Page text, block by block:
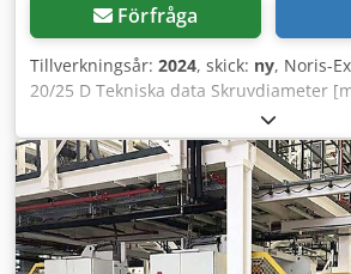
Förfråga
Tillverkningsår: 2024, skick: ny, Noris-
20/25 D Tekniska data Skruvdiameter
[L/D] 25 Skruvhastighet [min-1] 20–200
skruven [bar] 300, kontinuerlig
Drivsystem: Trefasväxelströmsmotor
frekvensomriktare Drivsystemets effekt
med integrerat axiallager Vikt [kg] ca
Elfsvjrf Mått [L x B x H] [mm] ca 1050 x
Elektriska anslutningsvärden 3 / N / PE